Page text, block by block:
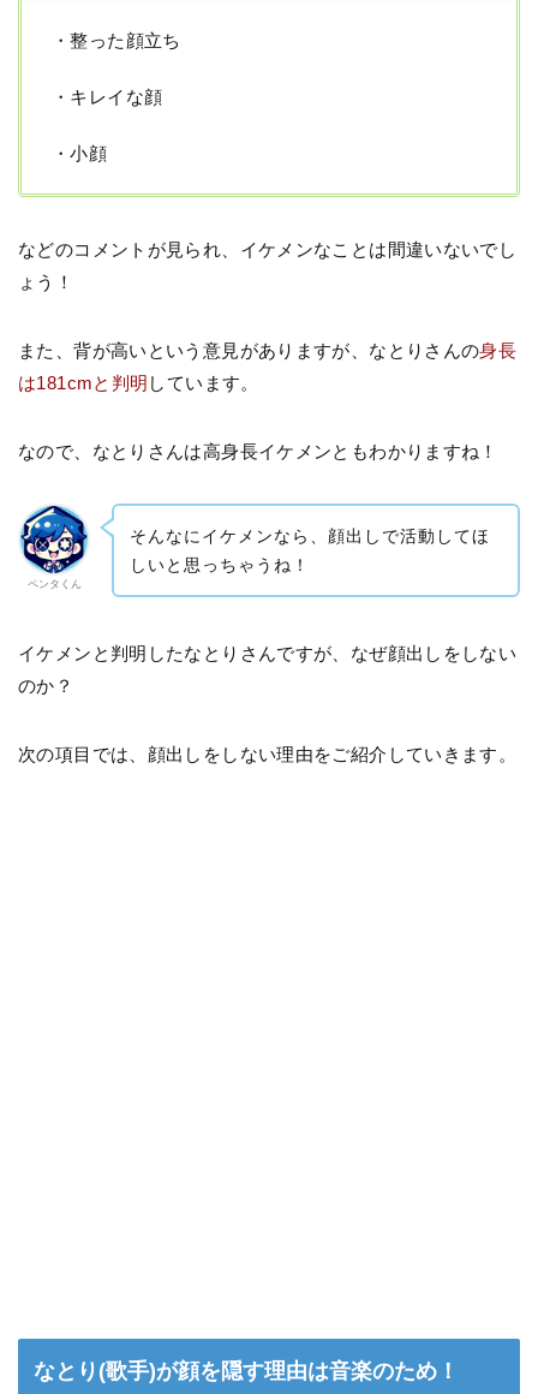
・整った顔立ち
・キレイな顔
・小顔
などのコメントが見られ、イケメンなことは間違いないでし
ょう！
また、背が高いという意見がありますが、なとりさんの身長
は181cmと判明 しています。
なので、なとりさんは高身長イケメンともわかりますね！
ペンタくん
そんなにイケメンなら、顔出しで活動してほ
しいと思っちゃうね！
イケメンと判明したなとりさんですが、なぜ顔出しをしない
のか？
次の項目では、顔出しをしない理由をご紹介していきます。
なとり(歌手)が顔を隠す理由は音楽のため！